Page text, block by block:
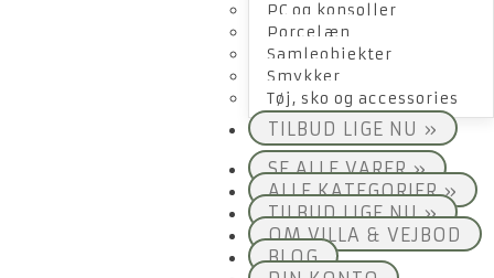
PC og konsoller
Porcelæn
Samleobjekter
Smykker
Tøj, sko og accessories
TILBUD LIGE NU »
SE ALLE VARER »
ALLE KATEGORIER »
TILBUD LIGE NU »
OM VILLA & VEJBOD
BLOG